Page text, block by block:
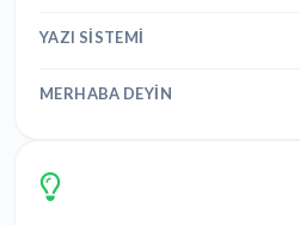
YAZI SISTEMI
MERHABA DEYIN